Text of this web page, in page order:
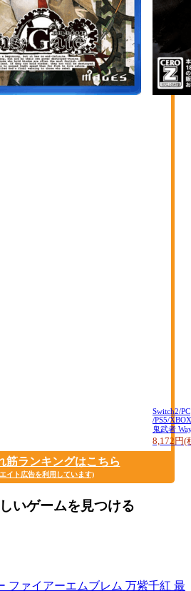
Switch2/PC
/PS5/XBOX
鬼武者
8,172円(
筋ランキングはこちら
イト広告を利用しています)
いゲームを見つける
ファイアーエムブレム 万紫千紅 最